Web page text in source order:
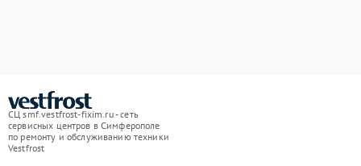
СЦ smf.vestfrost-fixim.ru - сеть
сервисных центров в Симферополе
по ремонту и обслуживанию техники
Vestfrost